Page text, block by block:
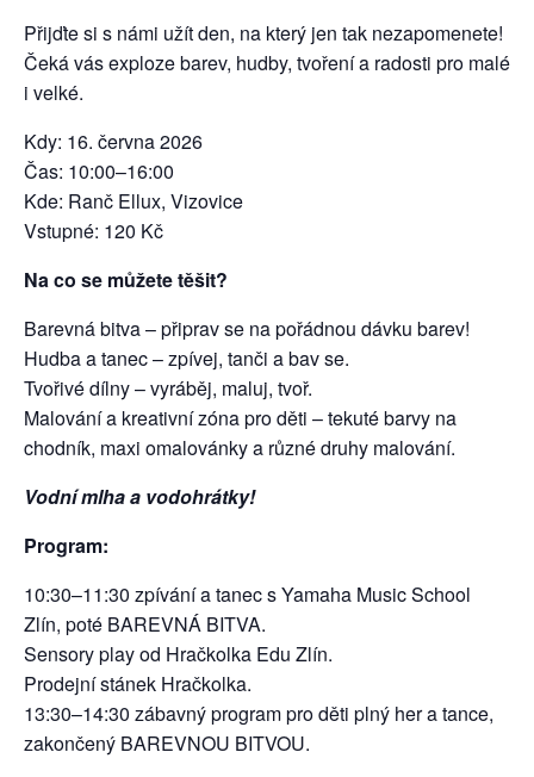
Přijďte si s námi užít den, na který jen tak nezapomenete!
Čeká vás exploze barev, hudby, tvoření a radosti pro malé
i velké.
Kdy: 16. června 2026
Čas: 10:00–16:00
Kde: Ranč Ellux, Vizovice
Vstupné: 120 Kč
Na co se můžete těšit?
Barevná bitva – připrav se na pořádnou dávku barev!
Hudba a tanec – zpívej, tanči a bav se.
Tvořivé dílny – vyráběj, maluj, tvoř.
Malování a kreativní zóna pro děti – tekuté barvy na
chodník, maxi omalovánky a různé druhy malování.
Vodní mlha a vodohrátky!
Program:
10:30–11:30 zpívání a tanec s Yamaha Music School
Zlín, poté BAREVNÁ BITVA.
Sensory play od Hračkolka Edu Zlín.
Prodejní stánek Hračkolka.
13:30–14:30 zábavný program pro děti plný her a tance,
zakončený BAREVNOU BITVOU.